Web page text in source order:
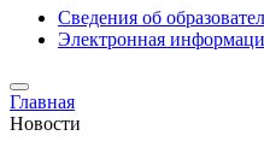
Сведения об
Электронная
Главная
Новости